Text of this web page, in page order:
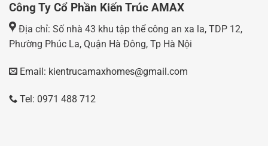
Công Ty Cổ Phần Kiến Trúc AMAX
Địa chỉ: Số nhà 43 khu tập thể công an xa la, TDP 12,
Phường Phúc La, Quận Hà Đông, Tp Hà Nội
Email: kientrucamaxhomes@gmail.com
Tel: 0971 488 712